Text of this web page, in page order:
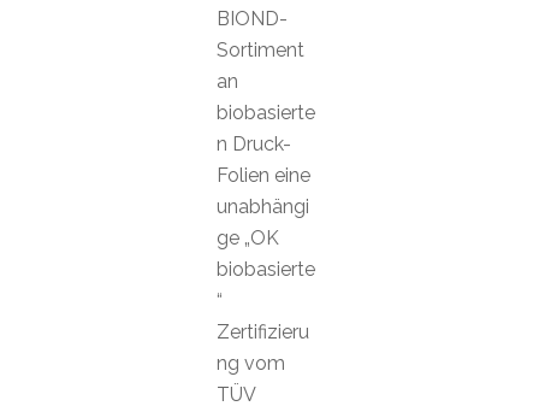
BIOND-
Sortiment
an
biobasierte
n Druck-
Folien eine
unabhängi
ge „OK
biobasierte
“
Zertifizieru
ng vom
TÜV